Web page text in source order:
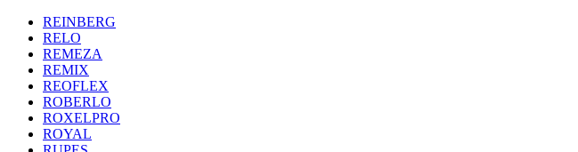
REINBERG
RELO
REMEZA
REMIX
REOFLEX
ROBERLO
ROXELPRO
ROYAL